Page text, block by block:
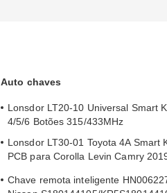
Auto chaves
Lonsdor LT20-10 Universal Smart
4/5/6 Botões 315/433MHz
Lonsdor LT30-01 Toyota 4A Smart
PCB para Corolla Levin Camry
Chave remota inteligente